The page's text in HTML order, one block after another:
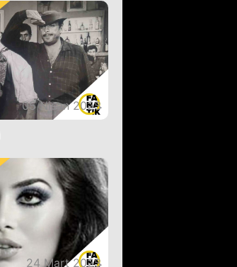
05 Nisan 2023
24 Mart 2023